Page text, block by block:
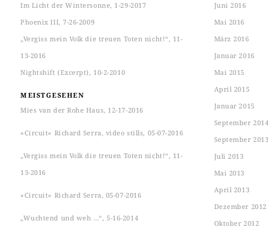
Im Licht der Wintersonne, 1-29-2017
Phoenix III, 7-26-2009
„Vergiss mein Volk die treuen Toten nicht!“, 11-
13-2016
Nightshift (Excerpt), 10-2-2010
MEISTGESEHEN
Mies van der Rohe Haus, 12-17-2016
»Circuit« Richard Serra, video stills, 05-07-2016
„Vergiss mein Volk die treuen Toten nicht!“, 11-
13-2016
»Circuit« Richard Serra, 05-07-2016
„Wuchtend und weh …“, 5-16-2014
Juni 2016
Mai 2016
März 2016
Januar 2016
Mai 2015
April 2015
Januar 2015
September
September
Juli 2013
Mai 2013
April 2013
Dezember 2012
Oktober 2012